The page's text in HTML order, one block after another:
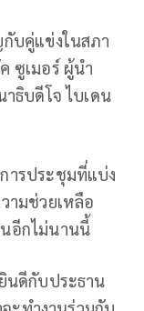
กับคู่แข่งในสภา
ซูเมอร์ ผู้นำ
าธิบดีโจ ไบเดน
ารประชุมที่แบ่ง
ามช่วยเหลือ
นอีกไม่นานนี้
นดีกับประธาน